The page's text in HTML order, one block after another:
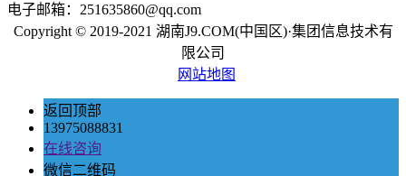
电子邮箱：251635860@qq.com
Copyright © 2019-2021 湖南J9.COM(中国区)·集团信息技术有
限公司
网站地图
返回顶部
13975088831
在线咨询
微信二维码